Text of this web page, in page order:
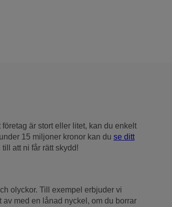
är stort eller litet, kan du enkelt
15 miljoner kronor kan du se ditt
till att ni får rätt skydd!
olyckor. Till exempel erbjuder vi
med en lånad nyckel, om du borrar